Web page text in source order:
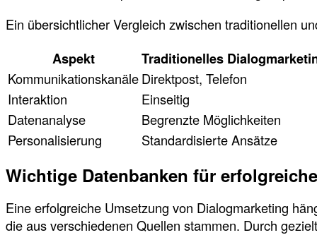
Ein übersichtlicher Vergleich zwischen traditionellen
Aspekt Traditionelles
KommunikationskanäleDirektpost, Telefon
Interaktion
Einseitig
Datenanalyse
Begrenzte Möglichkeiten
Personalisierung
Standardisierte Ansätze
Wichtige Datenbanken für
Eine erfolgreiche Umsetzung von Dialogmarketing
die aus verschiedenen Quellen stammen. Durch